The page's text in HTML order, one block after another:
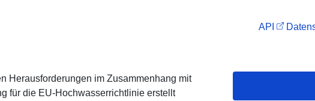
API
Herausforderungen im Zusammenhang mit
für die EU-Hochwasserrichtlinie erstellt